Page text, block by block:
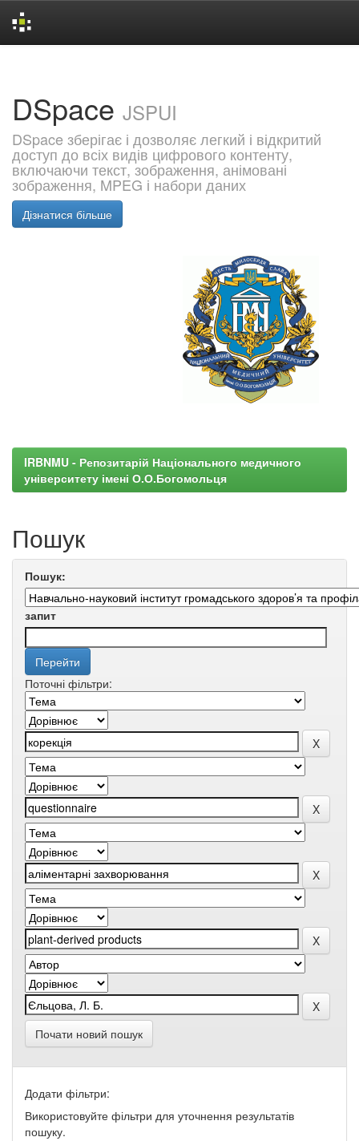
DSpace JSPUI
DSpace зберігає і дозволяє легкий і відкритий
доступ до всіх видів цифрового контенту,
включаючи текст, зображення, анімовані
зображення, MPEG і набори даних
Дізнатися більше
IRBNMU - Репозитарій Національного медичного
університету імені О.О.Богомольця
Пошук
Пошук:
запит
Поточні фільтри:
Почати новий пошук
Додати фільтри:
Використовуйте фільтри для уточнення результатів
пошуку.